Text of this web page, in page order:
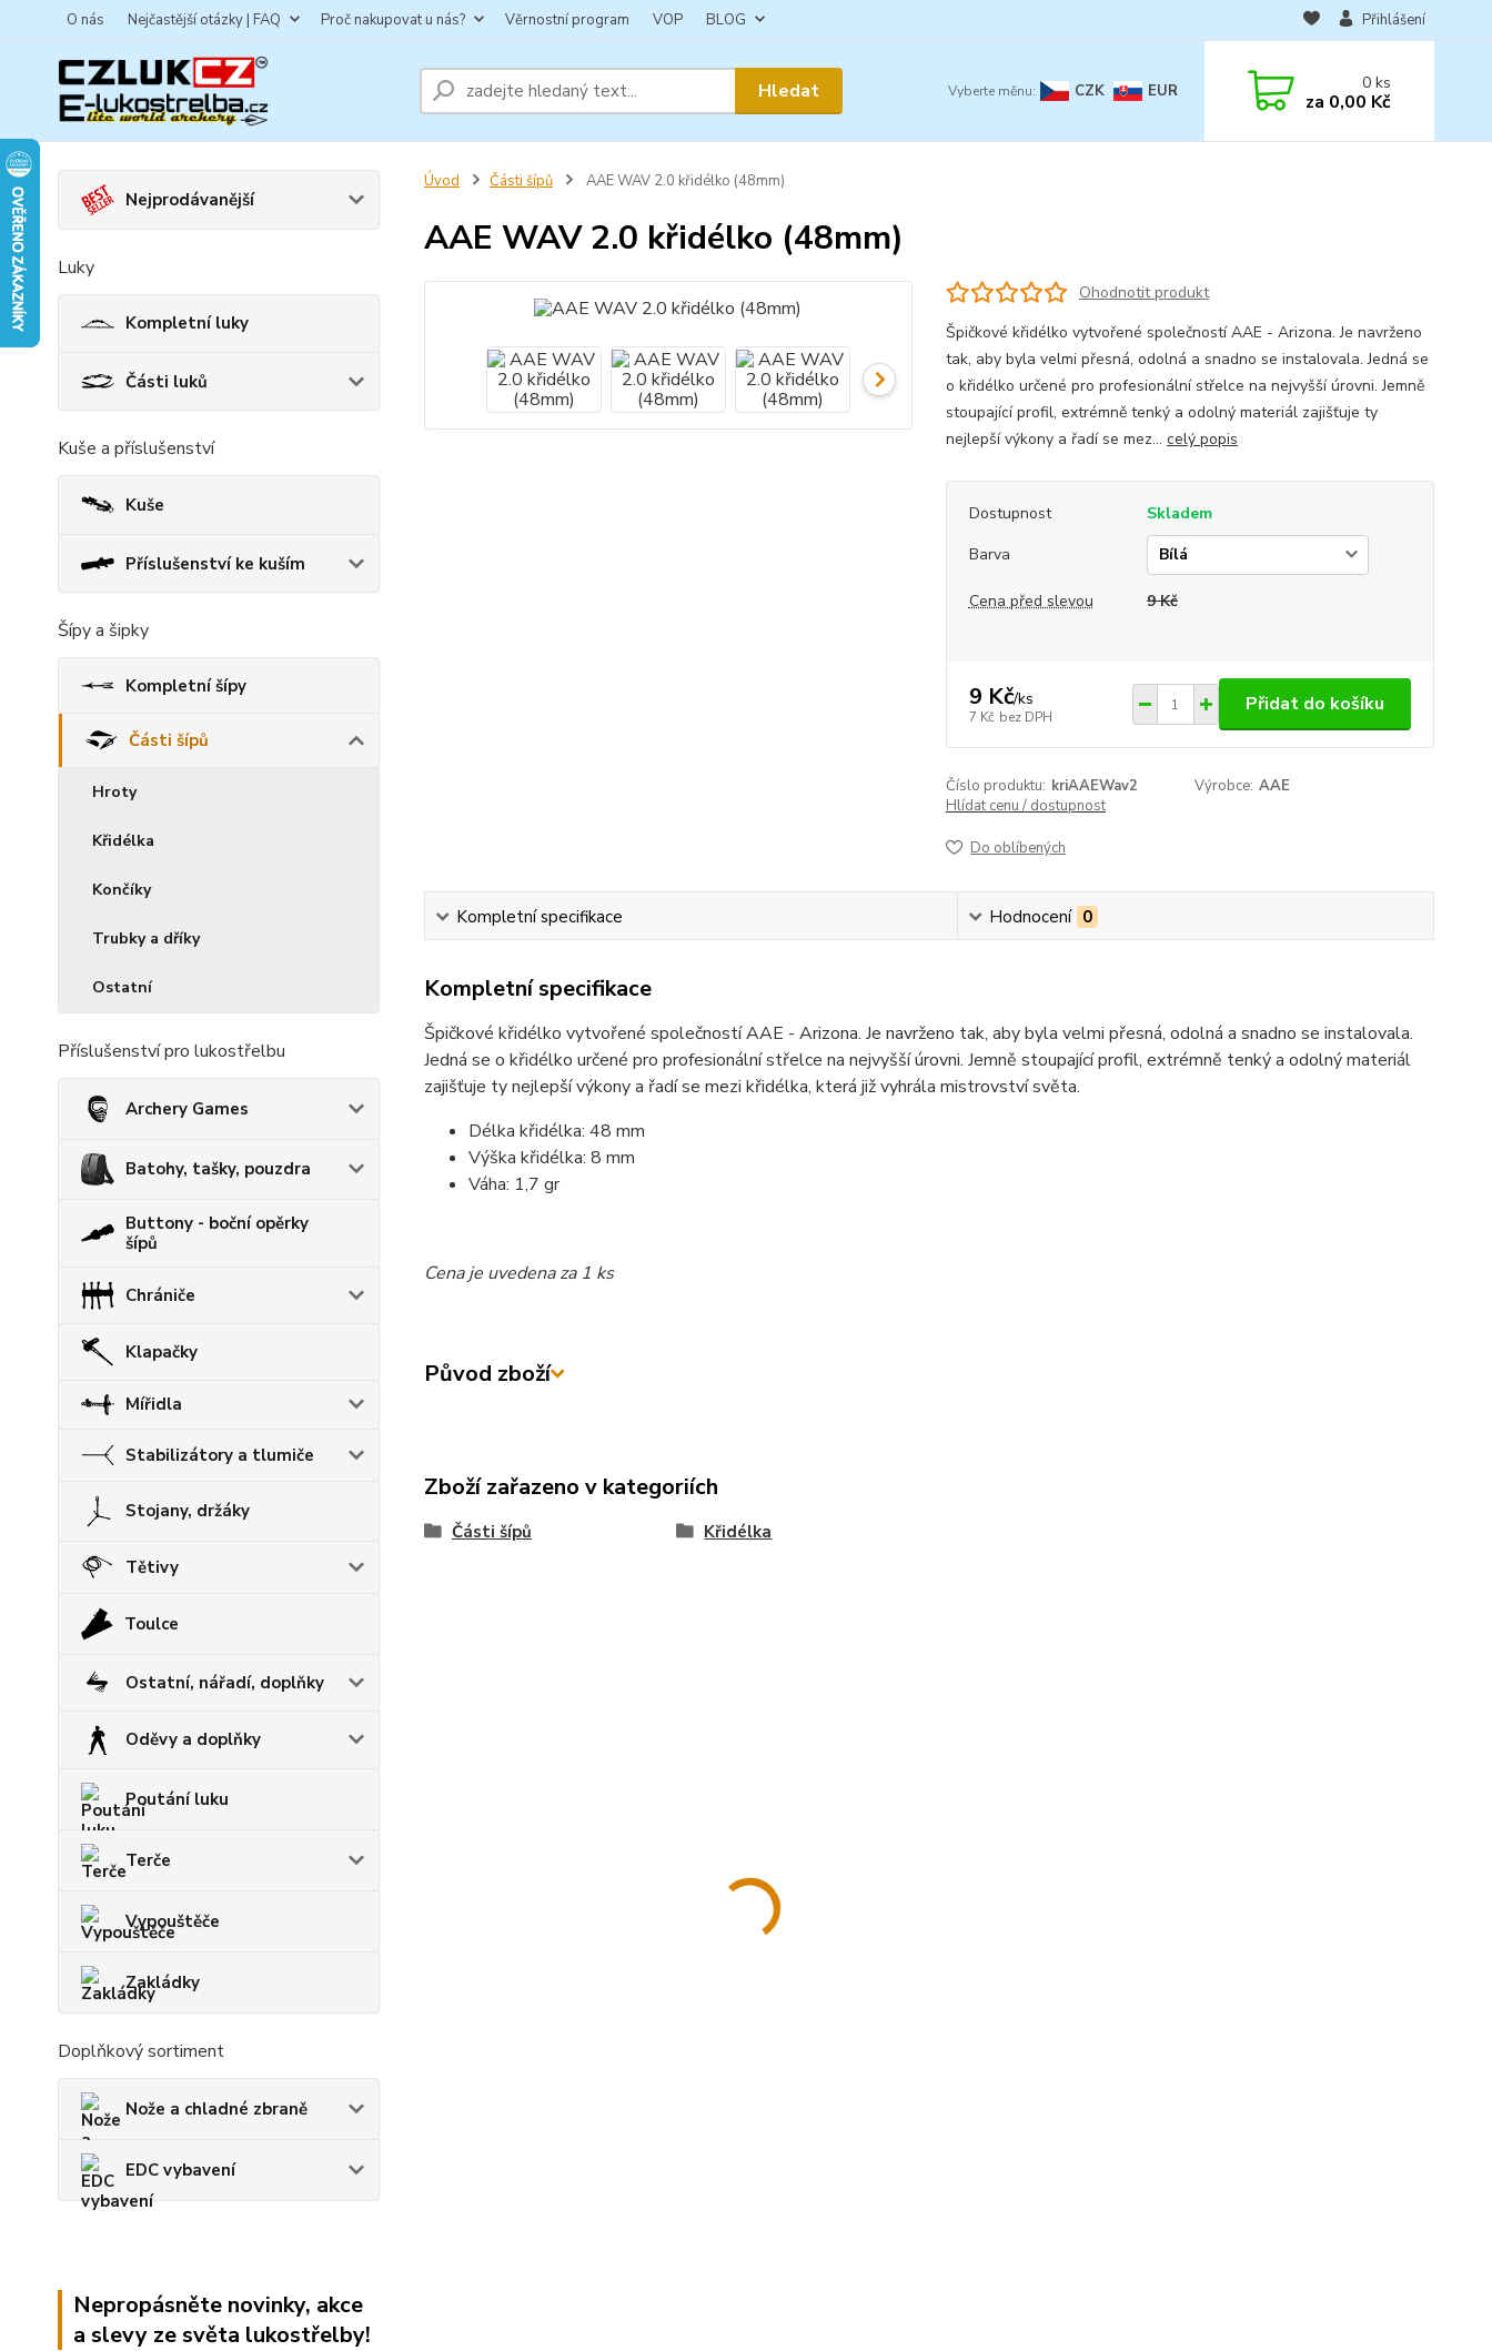
O nás Nejčastější otázky | FAQ Proč nakupovat u nás? Věrnostní program VOP BLOG
CZK EUR
Přihlášení
Hledat 0ks
za 0,00 Kč
Nejprodávanější
Luky
Kompletní luky
Části luků
Kuše a příslušenství
Kuše
Příslušenství ke kuším
Šípy a šipky
Kompletní šípy
Části šípů
Hroty
Křidélka
Končíky
Trubky a dříky
Ostatní
Příslušenství pro lukostřelbu
Archery Games
Batohy, tašky, pouzdra
Buttony - boční opěrky
šípů
Chrániče
Klapačky
Mířidla
Stabilizátory a tlumiče
Stojany, držáky
Tětivy
Toulce
Ostatní, nářadí, doplňky
Oděvy a doplňky
Poutání luku
Terče
Vypouštěče
Zakládky
Doplňkový sortiment
Nože a chladné zbraně
EDC vybavení
Nepropásněte novinky, akce
a slevy ze světa lukostřelby!
Úvod Části šípů AAE WAV 2.0 křidélko (48mm)
AAE WAV 2.0 křidélko (48mm)
Ohodnotit produkt
Špičkové křidélko vytvořené společností AAE - Arizona. Je navrženo
tak, aby byla velmi přesná, odolná a snadno se instalovala. Jedná se
o křidélko určené pro profesionální střelce na nejvyšší úrovni. Jemně
stoupající profil, extrémně tenký a odolný materiál zajišťuje ty
nejlepší výkony a řadí se mez... celý popis
Dostupnost
Skladem
Barva
Cena před slevou 9 Kč
9 Kč/ks
7 Kč bez DPH
Přidat do košíku
Číslo produktu: kriAAEWav2 Výrobce: AAE
Hlídat cenu / dostupnost
Do oblíbených
Kompletní specifikace Hodnocení 0
Kompletní specifikace
Špičkové křidélko vytvořené společností AAE - Arizona. Je navrženo tak, aby byla velmi přesná, odolná a snadno se instalovala.
Jedná se o křidélko určené pro profesionální střelce na nejvyšší úrovni. Jemně stoupající profil, extrémně tenký a odolný materiál
zajišťuje ty nejlepší výkony a řadí se mezi křidélka, která již vyhrála mistrovství světa.
Délka křidélka: 48 mm
Výška křidélka: 8 mm
Váha: 1,7 gr
Cena je uvedena za 1 ks
Původ zboží
Zboží zařazeno v kategoriích
Části šípů Křidélka